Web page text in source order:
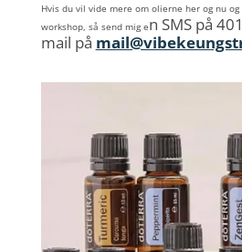
Hvis du vil vide mere om olierne her og nu
workshop, så send mig en SMS på
mail på